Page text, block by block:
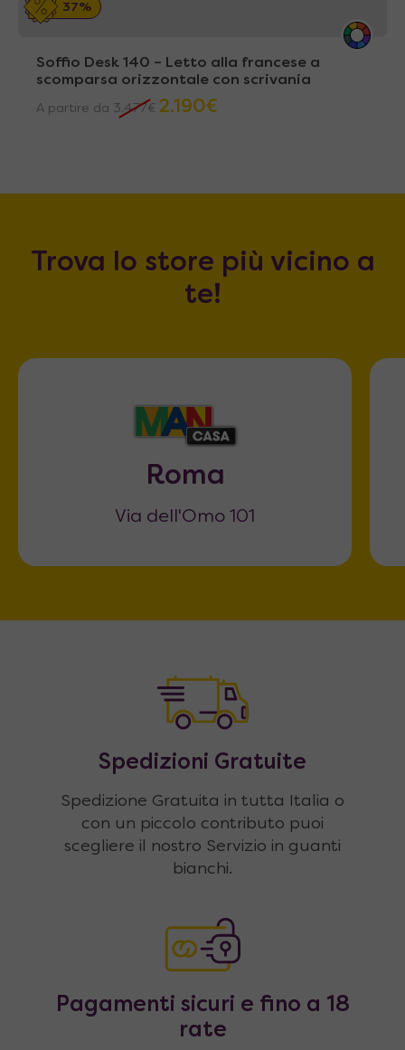
37%
Soffio Desk 140 – Letto alla francese a
scomparsa orizzontale con scrivania
A partire da 3.477 € 2.190€
Trova lo store più vicino a
te!
Roma
Via dell'Omo 101
Spedizioni Gratuite
Spedizione Gratuita in tutta Italia o
con un piccolo contributo puoi
scegliere il nostro Servizio in guanti
bianchi.
Pagamenti sicuri e fino a 18
rate